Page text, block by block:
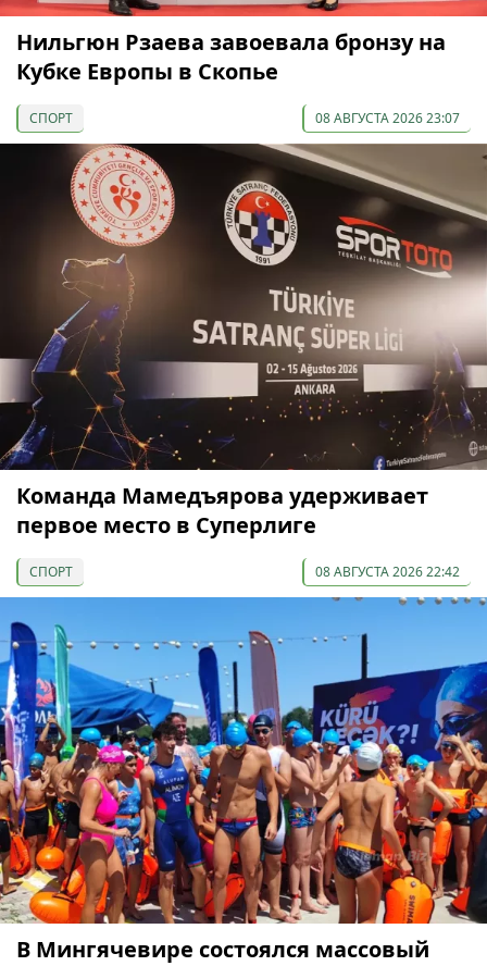
Нильгюн Рзаева завоевала бронзу на
Кубке Европы в Скопье
СПОРТ 08 АВГУСТА 2026 23:07
Команда Мамедъярова удерживает
первое место в Суперлиге
СПОРТ 08 АВГУСТА 2026 22:42
В Мингячевире состоялся массовый